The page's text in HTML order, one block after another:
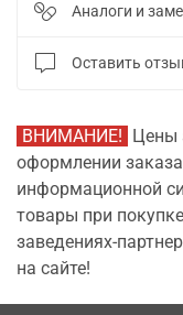
Аналоги и
Оставить
ВНИМАНИЕ! Цены
оформлении
информационной
товары при
заведениях-
на сайте!